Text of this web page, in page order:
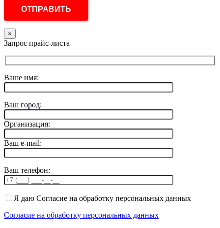
×
Запрос прайс-листа
Ваше имя:
Ваш город:
Организация:
Ваш e-mail:
Ваш телефон:
Я даю Согласие на обработку персональных данных
Согласие на обработку персональных данных